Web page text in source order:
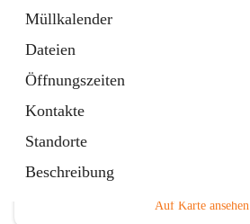
Müllkalender
Dateien
Öffnungszeiten
Kontakte
Standorte
Beschreibung
Auf Karte ansehen